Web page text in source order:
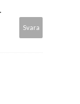
Svara